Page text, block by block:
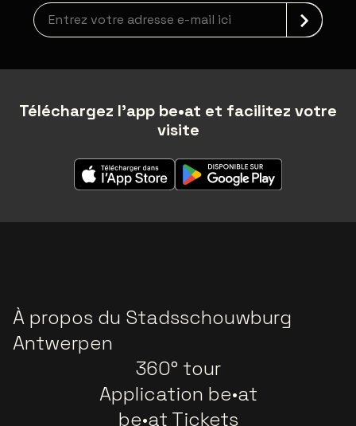
Inscription à la newsletter
Téléchargez l'app be•at et facilitez votre
visite
À propos du Stadsschouwburg
Antwerpen
360° tour
Application be•at
be•at Tickets